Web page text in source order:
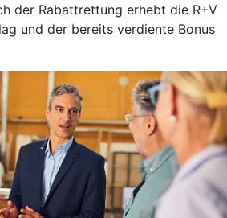
der Rabattrettung erhebt die R+V
und der bereits verdiente Bonus